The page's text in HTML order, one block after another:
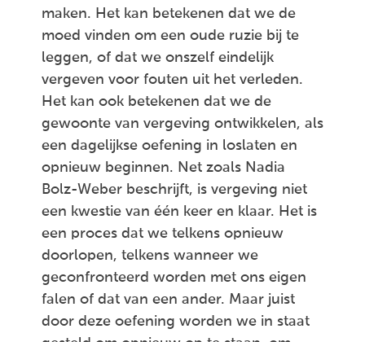
maken. Het kan betekenen dat we de
moed vinden om een oude ruzie bij te
leggen, of dat we onszelf eindelijk
vergeven voor fouten uit het verleden.
Het kan ook betekenen dat we de
gewoonte van vergeving ontwikkelen, als
een dagelijkse oefening in loslaten en
opnieuw beginnen. Net zoals Nadia
Bolz-Weber beschrijft, is vergeving niet
een kwestie van één keer en klaar. Het is
een proces dat we telkens opnieuw
doorlopen, telkens wanneer we
geconfronteerd worden met ons eigen
falen of dat van een ander. Maar juist
door deze oefening worden we in staat